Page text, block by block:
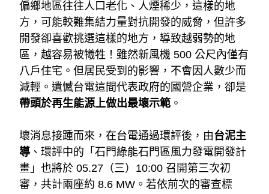
偏鄉地區往往人口老化、人煙稀少，這樣的地
方，可能較難集結力量對抗開發的威脅，但許多
開發卻喜歡挑選這樣的地方，導致越弱勢的地
區，越容易被犧牲！雖然新風機 500 公尺內僅有
八戶住宅。但居民受到的影響，不會因人數少而
減輕。遺憾台電這間代表政府的國營企業，卻是
帶頭於再生能源上做出最壞示範 。
壞消息接踵而來，在台電通過環評後，由台泥主
導 、環評中的「石門綠能石門區風力發電開發計
畫」也將於 05.27（三）10:00 召開第三次初
審，共計兩座約 8.6 MW。若依前次的審查標